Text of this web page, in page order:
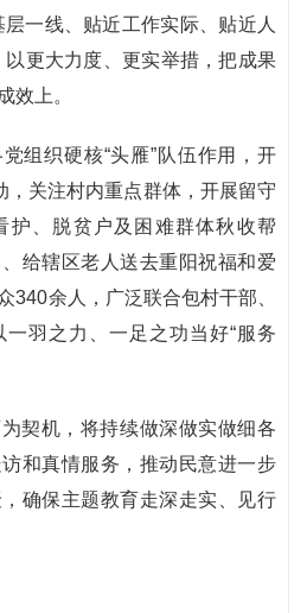
层一线、贴近工作实际、贴近人
以更大力度、更实举措，把成果
效上。
组织硬核“头雁”队伍作用，开
，关注村内重点群体，开展留守
护、脱贫户及困难群体秋收帮
给辖区老人送去重阳祝福和爱
340余人，广泛联合包村干部、
羽之力、一足之功当好“服务
契机，将持续做深做实做细各
和真情服务，推动民意进一步
确保主题教育走深走实、见行